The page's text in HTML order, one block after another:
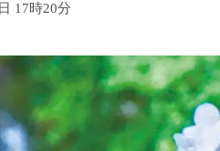
17時20分